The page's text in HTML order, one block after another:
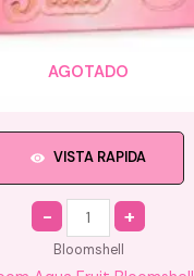
AGOTADO
VISTA RAPIDA
Quantity
Bloomshell